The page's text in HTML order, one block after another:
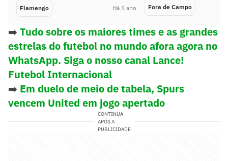
Flamengo Há 1 ano Fora de Campo
➡️ Tudo sobre os maiores times e as grandes
estrelas do futebol no mundo afora agora no
WhatsApp. Siga o nosso canal Lance!
Futebol Internacional
➡️ Em duelo de meio de tabela, Spurs
vencem United em jogo apertado
CONTINUA
APÓS A
PUBLICIDADE